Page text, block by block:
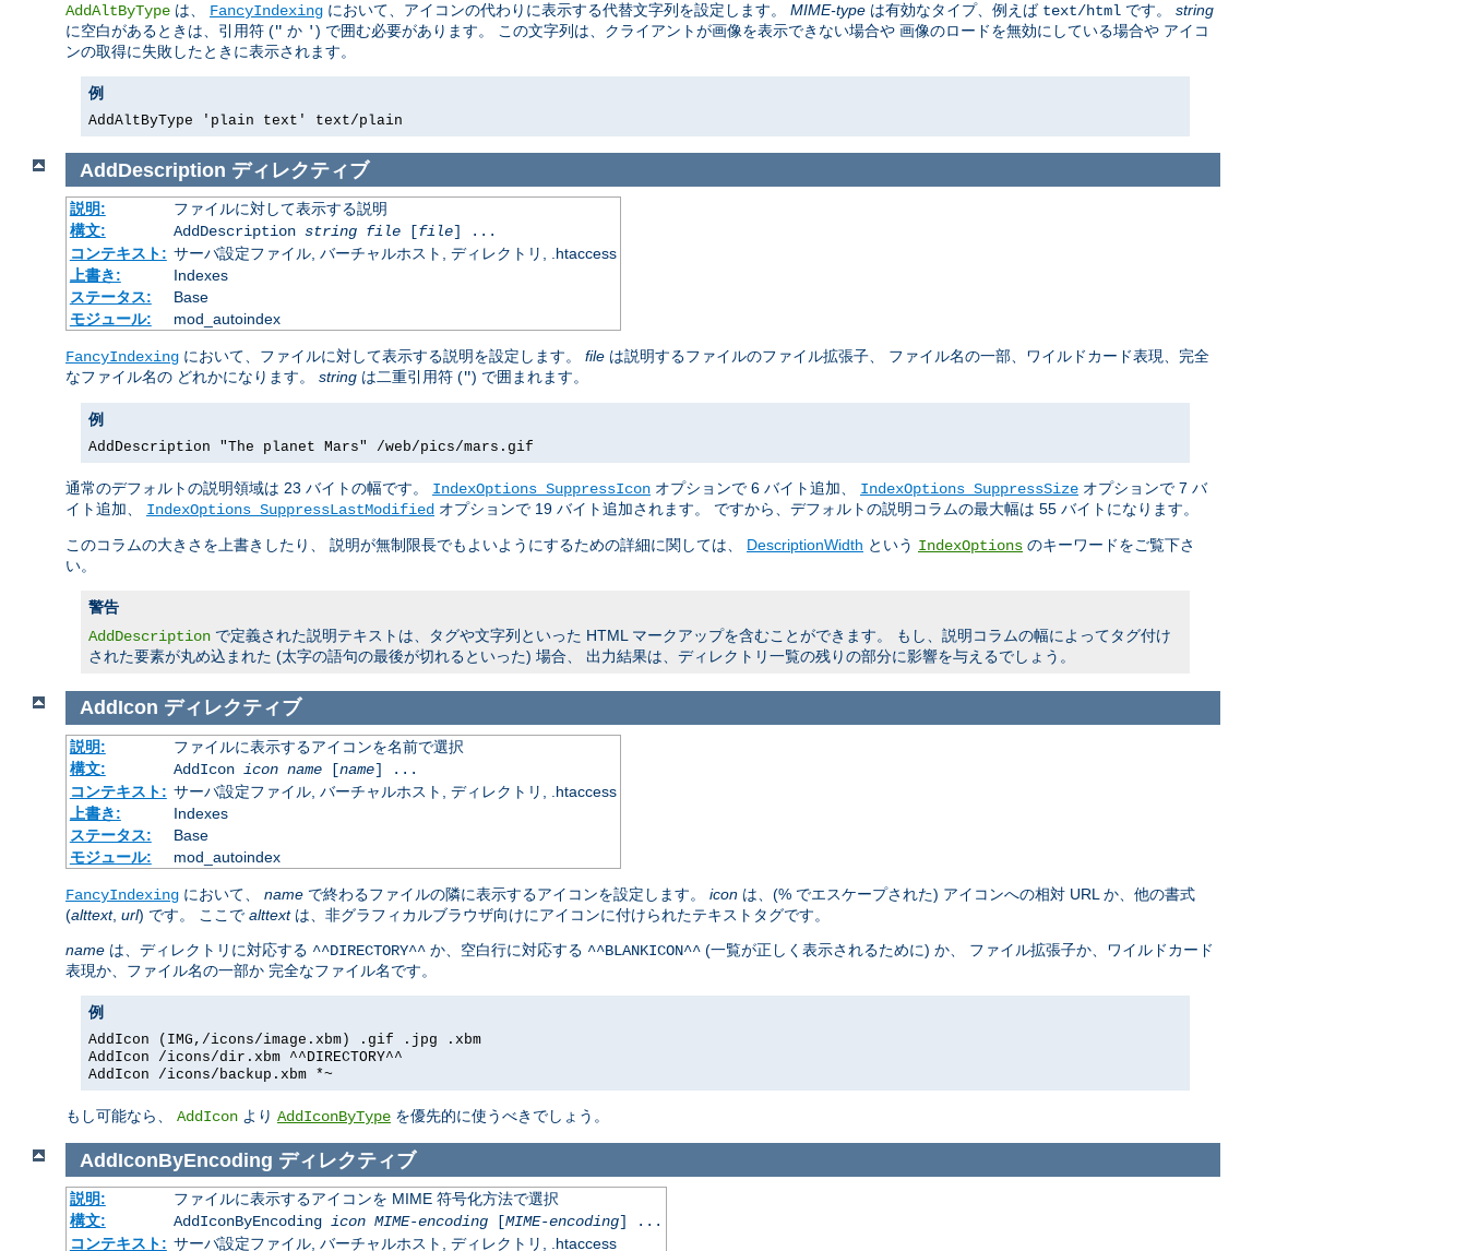
AddAltByType は、 FancyIndexing において、アイコンの代わりに表示する代替文字列を設定します。 MIME-type は有効なタイプ、例えば text/html です。 string
に空白があるときは、引用符 (" か ') で囲む必要があります。 この文字列は、クライアントが画像を表示できない場合や 画像のロードを無効にしている場合や アイコ
ンの取得に失敗したときに表示されます。
例
AddAltByType 'plain text' text/plain
AddDescription ディレクティブ
説明:
ファイルに対して表示する説明
構文:
AddDescription string file[file] ...
コンテキスト: サーバ設定ファイル, バーチャルホスト, ディレクトリ, .htaccess
上書き:
Indexes
ステータス:
Base
モジュール:
mod_autoindex
FancyIndexing において、ファイルに対して表示する説明を設定します。 file は説明するファイルのファイル拡張子、 ファイル名の一部、ワイルドカード表現、完全
なファイル名の どれかになります。 string は二重引用符 (") で囲まれます。
例
AddDescription "The planet Mars" /web/pics/mars.gif
通常のデフォルトの説明領域は 23 バイトの幅です。 IndexOptions SuppressIcon オプションで 6 バイト追加、 IndexOptions SuppressSize オプションで 7 バ
イト追加、 IndexOptions SuppressLastModified オプションで 19 バイト追加されます。 ですから、デフォルトの説明コラムの最大幅は 55 バイトになります。
このコラムの大きさを上書きしたり、 説明が無制限長でもよいようにするための詳細に関しては、 DescriptionWidth という IndexOptions のキーワードをご覧下さ
い。
警告
AddDescription で定義された説明テキストは、タグや文字列といった HTML マークアップを含むことができます。 もし、説明コラムの幅によってタグ付け
された要素が丸め込まれた (太字の語句の最後が切れるといった) 場合、 出力結果は、ディレクトリ一覧の残りの部分に影響を与えるでしょう。
AddIcon ディレクティブ
説明:
ファイルに表示するアイコンを名前で選択
構文:
AddIcon icon name[name] ...
コンテキスト: サーバ設定ファイル, バーチャルホスト, ディレクトリ, .htaccess
上書き:
Indexes
ステータス:
Base
モジュール:
mod_autoindex
FancyIndexing において、 name で終わるファイルの隣に表示するアイコンを設定します。 icon は、(% でエスケープされた) アイコンへの相対 URL か、他の書式
(alttext, url) です。 ここで alttextは、非グラフィカルブラウザ向けにアイコンに付けられたテキストタグです。
name は、ディレクトリに対応する ^^DIRECTORY^^ か、空白行に対応する ^^BLANKICON^^ (一覧が正しく表示されるために) か、 ファイル拡張子か、ワイルドカード
表現か、ファイル名の一部か 完全なファイル名です。
例
AddIcon (IMG,/icons/image.xbm) .gif .jpg .xbm
AddIcon /icons/dir.xbm ^^DIRECTORY^^
AddIcon /icons/backup.xbm *~
もし可能なら、 AddIcon より AddIconByType を優先的に使うべきでしょう。
AddIconByEncoding ディレクティブ
説明:
ファイルに表示するアイコンを MIME 符号化方法で選択
構文:
AddIconByEncoding icon MIME-encoding[MIME-encoding] ...
コンテキスト: サーバ設定ファイル, バーチャルホスト, ディレクトリ, .htaccess